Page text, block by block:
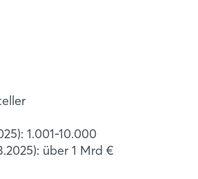
für jeden zugänglich zu
1.001-10.000
über 1 Mrd €